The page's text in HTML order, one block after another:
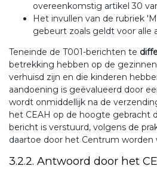
overeenkomstig artikel 30
Het invullen van de rubriek
gebeurt zoals geldt voor alle
Teneinde de T001-berichten te
betrekking hebben op de gezinnen
verhuisd zijn en die kinderen
aandoening is geëvalueerd door
wordt onmiddellijk na de
het CEAH op de hoogte gebracht
bericht is verstuurd, volgens de
daartoe door het Centrum worden
3.2.2. Antwoord door het